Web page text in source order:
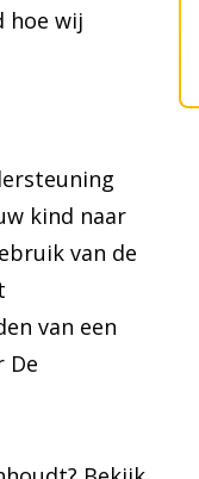
hoe wij
kind naar
van de
van een
De